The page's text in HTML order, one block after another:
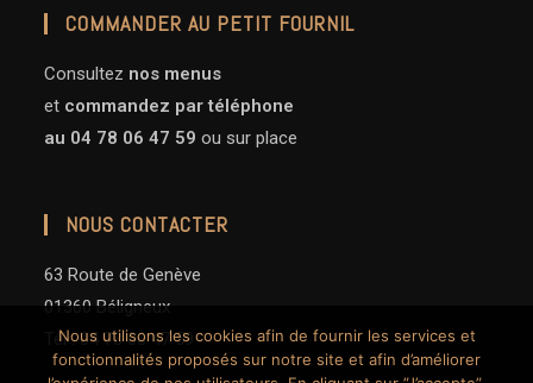
COMMANDER AU PETIT FOURNIL
Consultez nos menus
et commandez par téléphone
au 04 78 06 47 59 ou sur place
NOUS CONTACTER
63 Route de Genève
01360 Béligneux
Tél : 04 78 06 47 59
Nous utilisons les cookies afin de fournir les services et
fonctionnalités proposés sur notre site et afin d’améliorer